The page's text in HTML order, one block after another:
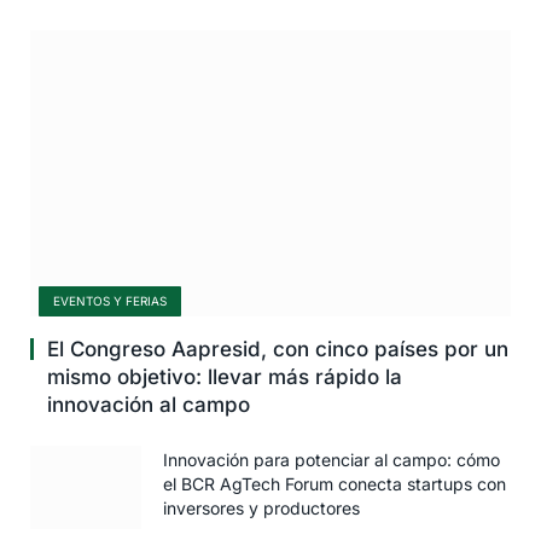
EVENTOS Y FERIAS
El Congreso Aapresid, con cinco países por un
mismo objetivo: llevar más rápido la
innovación al campo
Innovación para potenciar al campo: cómo
el BCR AgTech Forum conecta startups con
inversores y productores